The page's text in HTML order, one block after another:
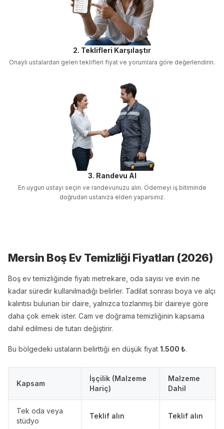
2. Teklifleri Karşılaştır
Onaylı ustalardan gelen teklifleri fiyat ve yorumlara göre değerlendirin.
3. Randevu Al
En uygun ustayı seçin ve randevunuzu alın. Ödemeyi iş bitiminde
doğrudan ustanıza elden yaparsınız.
Mersin Boş Ev Temizliği Fiyatları (2026)
Boş ev temizliğinde fiyatı metrekare, oda sayısı ve evin ne
kadar süredir kullanılmadığı belirler. Tadilat sonrası boya ve alçı
kalıntısı bulunan bir daire, yalnızca tozlanmış bir daireye göre
daha çok emek ister. Cam ve doğrama temizliğinin kapsama
dahil edilmesi de tutarı değiştirir.
Bu bölgedeki ustaların belirttiği en düşük fiyat 1.500 ₺.
Kapsam
İşçilik (Malzeme
Hariç)
Malzeme
Dahil
Tek oda veya
stüdyo
Teklif alın Teklif alın